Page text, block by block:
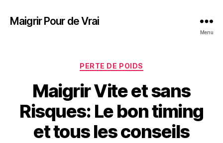
Maigrir Pour de Vrai
Menu
PERTE DE POIDS
Maigrir Vite et sans
Risques: Le bon timing
et tous les conseils